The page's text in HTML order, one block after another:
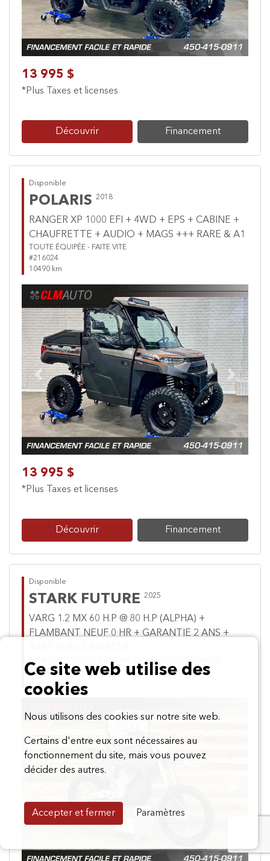
13 995 $
*Plus Taxes et licenses
Découvrir Financement
Disponible
POLARIS 2018
RANGER XP 1000 EFI + 4WD + EPS + CABINE +
CHAUFRETTE + AUDIO + MAGS +++ RARE & A1
TOUTE ÉQUIPÉE - FAITE VITE
#216024
10490 km
Previous Next
13 995 $
*Plus Taxes et licenses
Découvrir Financement
Disponible
STARK FUTURE 2025
VARG 1.2 MX 60 H.P @ 80 H.P (ALPHA) +
FLAMBANT NEUF 0 HR + GARANTIE 2 ANS +
MX-MOTORCROSS-ENDURO E.V = MOTO ELECTRIQUE
#181227
Ce site web utilise des
cookies
Nous utilisons des cookies sur notre site web.
Certains d'entre eux sont nécessaires au
fonctionnement du site, mais vous pouvez
décider des autres.
Accepter et fermer Paramètres